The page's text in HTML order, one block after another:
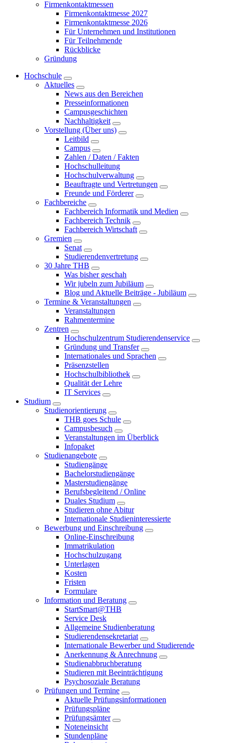
Firmenkontaktmessen
Firmenkontaktmesse 2027
Firmenkontaktmesse 2026
Für Unternehmen und Institutionen
Für Teilnehmende
Rückblicke
Gründung
Hochschule
Aktuelles
News aus den Bereichen
Presseinformationen
Campusgeschichten
Nachhaltigkeit
Vorstellung (Über uns)
Leitbild
Campus
Zahlen / Daten / Fakten
Hochschulleitung
Hochschulverwaltung
Beauftragte und Vertretungen
Freunde und Förderer
Fachbereiche
Fachbereich Informatik und Medien
Fachbereich Technik
Fachbereich Wirtschaft
Gremien
Senat
Studierendenvertretung
30 Jahre THB
Was bisher geschah
Wir jubeln zum Jubiläum
Blog und Aktuelle Beiträge - Jubiläum
Termine & Veranstaltungen
Veranstaltungen
Rahmentermine
Zentren
Hochschulzentrum Studierendenservice
Gründung und Transfer
Internationales und Sprachen
Präsenzstellen
Hochschulbibliothek
Qualität der Lehre
IT Services
Studium
Studienorientierung
THB goes Schule
Campusbesuch
Veranstaltungen im Überblick
Infopaket
Studienangebote
Studiengänge
Bachelorstudiengänge
Masterstudiengänge
Berufsbegleitend / Online
Duales Studium
Studieren ohne Abitur
Internationale Studieninteressierte
Bewerbung und Einschreibung
Online-Einschreibung
Immatrikulation
Hochschulzugang
Unterlagen
Kosten
Fristen
Formulare
Information und Beratung
StartSmart@THB
Service Desk
Allgemeine Studienberatung
Studierendensekretariat
Internationale Bewerber und Studierende
Anerkennung & Anrechnung
Studienabbruchberatung
Studieren mit Beeinträchtigung
Psychosoziale Beratung
Prüfungen und Termine
Aktuelle Prüfungsinformationen
Prüfungspläne
Prüfungsämter
Noteneinsicht
Stundenpläne